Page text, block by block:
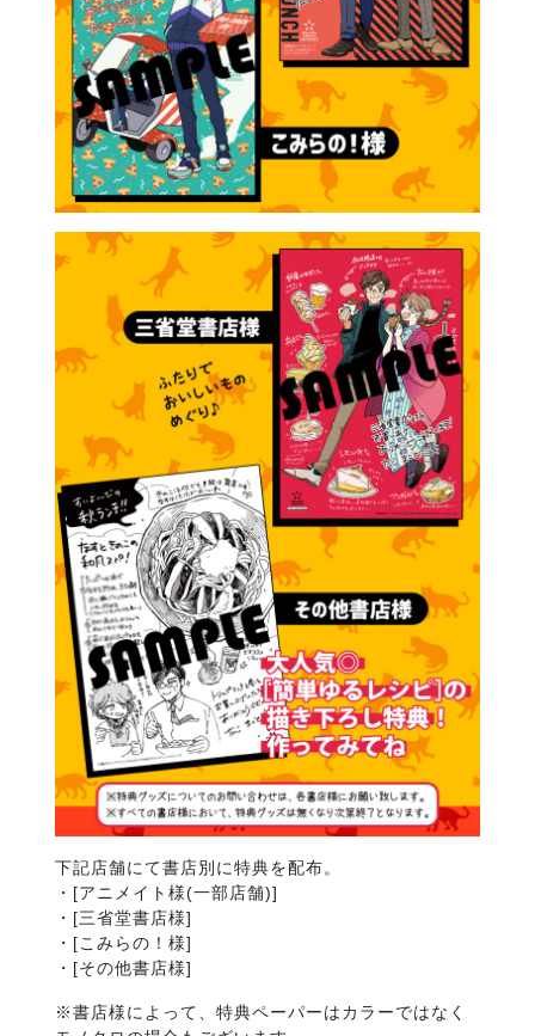
下記店舗にて書店別に特典を配布。
・[アニメイト様(一部店舗)]
・[三省堂書店様]
・[こみらの！様]
・[その他書店様]
※書店様によって、特典ペーパーはカラーではなく